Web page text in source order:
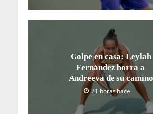
Golpe en casa: Leylah
Fernández borra a
Andreeva de su camino
21 horas hace